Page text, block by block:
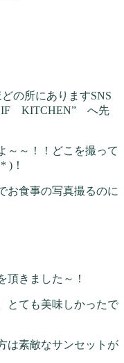
の所にありますSNS
KITCHEN” へ先
～～！！どこを撮って
)！
お食事の写真撮るのに
頂きました～！
とても美味しかったで
は素敵なサンセットが